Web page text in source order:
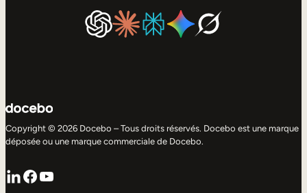
Copyright © 2026 Docebo – Tous droits réservés. Docebo est une marque
déposée ou une marque commerciale de Docebo.
LinkedIn
Facebook
YouTube